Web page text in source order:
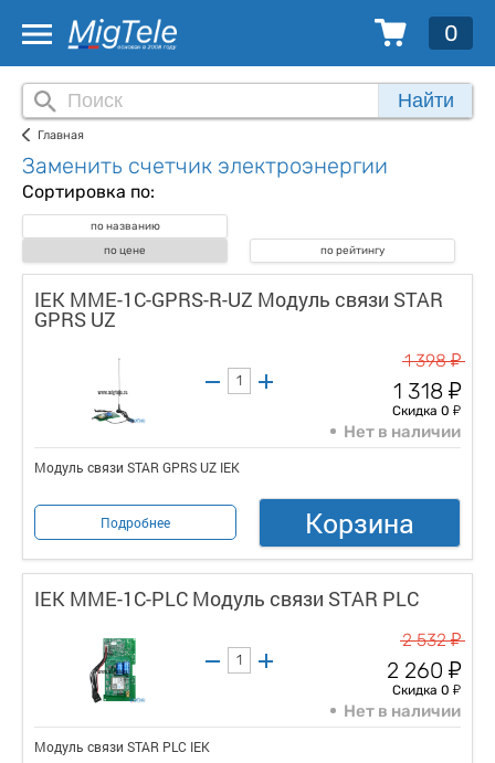
0
Найти
Главная
Заменить счетчик электроэнергии
Сортировка по:
по названию
по цене
по рейтингу
IEK MME-1C-GPRS-R-UZ Модуль связи STAR
GPRS UZ
1 398у
1 318 у
Скидка 0 у
Нет в наличии
Модуль связи STAR GPRS UZ IEK
Подробнее Корзина
IEK MME-1C-PLC Модуль связи STAR PLC
2 532у
2 260 у
Скидка 0 у
Нет в наличии
Модуль связи STAR PLC IEK